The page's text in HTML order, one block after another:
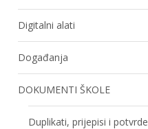
Digitalni alati
Događanja
DOKUMENTI ŠKOLE
Duplikati, prijepisi i potvrde